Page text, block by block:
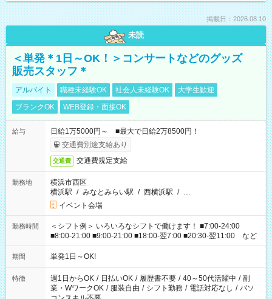
掲載日：2026.08.10
未読
＜単発＊1日～OK！＞コンサートなどのグッズ
販売スタッフ＊
アルバイト 職種未経験OK 社会人未経験OK
大学生歓迎
ブランクOK
WEB登録・面接OK
給与
日給1万5000円～ ■最大で日給2万8500円！
交通費別途支給あり
交通費 交通費規定支給
勤務地
横浜市西区
横浜駅 / みなとみらい駅 / 西横浜駅 / …
イベント会場
勤務時間
＜シフト例＞ いろいろなシフトで働けます！ ■7:00-24:00
■8:00-21:00 ■9:00-21:00 ■18:00-翌7:00 ■20:30-翌11:00 など
期間 単発1日～OK!
特徴 週1日からOK / 日払いOK / 履歴書不要 / 40～50代活躍中 / 副
業・WワークOK / 服装自由 / シフト勤務 / 電話対応なし / パソ